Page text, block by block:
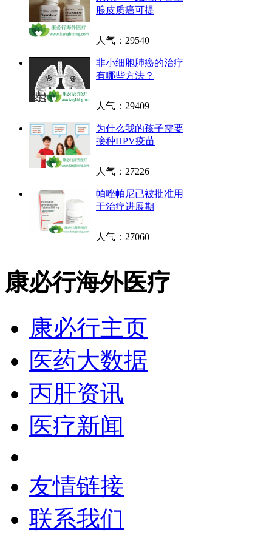
腺皮质癌可提
人气： 29540
非小细胞肺癌的治疗
有哪些方法？
人气： 29409
为什么我的孩子需要
接种HPV疫苗
人气： 27226
帕唑帕尼已被批准用
于治疗进展期
人气： 27060
康必行海外医疗
康必行主页
医药大数据
丙肝资讯
医疗新闻
友情链接
联系我们